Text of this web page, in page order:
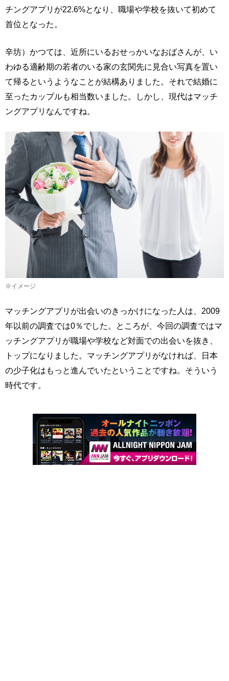
チングアプリが22.6%となり、職場や学校を抜いて初めて
首位となった。
辛坊）かつては、近所にいるおせっかいなおばさんが、い
わゆる適齢期の若者のいる家の玄関先に見合い写真を置い
て帰るというようなことが結構ありました。それで結婚に
至ったカップルも相当数いました。しかし、現代はマッチ
ングアプリなんですね。
※イメージ
マッチングアプリが出会いのきっかけになった人は、2009
年以前の調査では0％でした。ところが、今回の調査ではマ
ッチングアプリが職場や学校など対面での出会いを抜き、
トップになりました。マッチングアプリがなければ、日本
の少子化はもっと進んでいたということですね。そういう
時代です。